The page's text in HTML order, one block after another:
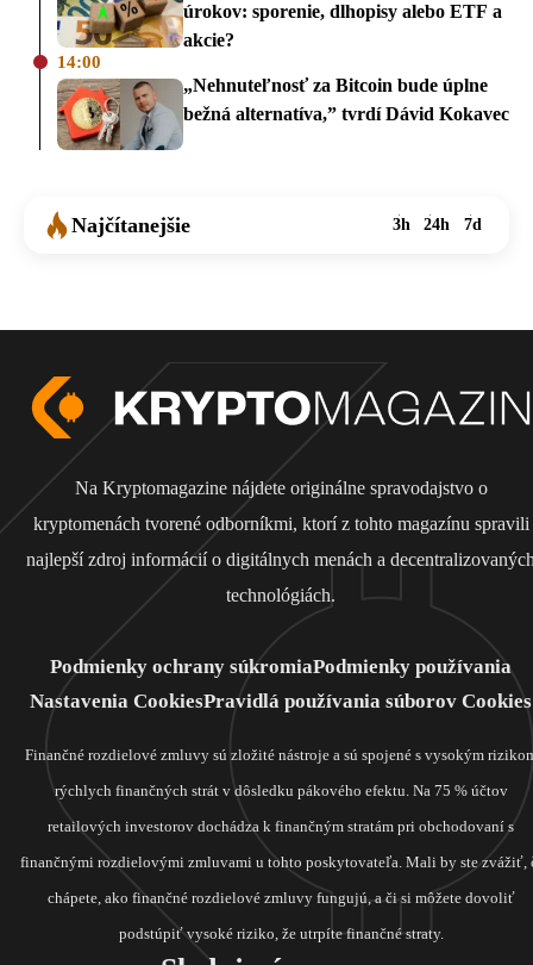
úrokov: sporenie, dlhopisy alebo ETF a
akcie?
14:00
„Nehnuteľnosť za Bitcoin bude úplne
bežná alternatíva,” tvrdí Dávid Kokavec
Najčítanejšie 3h 24h 7d
Na Kryptomagazine nájdete originálne spravodajstvo o
kryptomenách tvorené odborníkmi, ktorí z tohto magazínu spravili
najlepší zdroj informácií o digitálnych menách a
technológiách.
Podmienky ochrany súkromiaPodmienky používania
Nastavenia CookiesPravidlá používania súborov Cookies
Finančné rozdielové zmluvy sú zložité nástroje a sú spojené s vysokým
rýchlych finančných strát v dôsledku pákového efektu. Na 75 % účtov
retailových investorov dochádza k finančným stratám pri obchodovaní s
finančnými rozdielovými zmluvami u tohto poskytovateľa. Mali by ste zvážiť,
chápete, ako finančné rozdielové zmluvy fungujú, a či si môžete dovoliť
podstúpiť vysoké riziko, že utrpíte finančné straty.